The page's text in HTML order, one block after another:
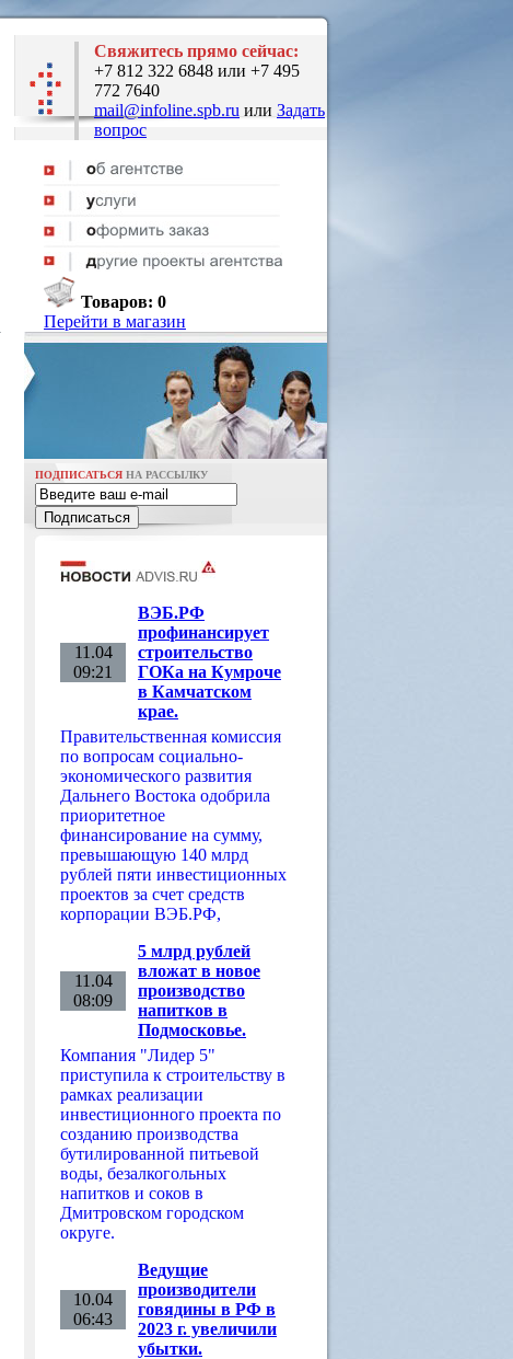
Свяжитесь прямо сейчас:
+7 812 322 6848 или +7 495
772 7640
mail@infoline.spb.ru или Задать
вопрос
Товаров: 0
Перейти в магазин
ПОДПИСАТЬСЯ НА РАССЫЛКУ
11.04
09:21
ВЭБ.РФ
профинансирует
строительство
ГОКа на Кумроче
в Камчатском
крае.
Правительственная комиссия
по вопросам социально-
экономического развития
Дальнего Востока одобрила
приоритетное
финансирование на сумму,
превышающую 140 млрд
рублей пяти инвестиционных
проектов за счет средств
корпорации ВЭБ.РФ,
11.04
08:09
5 млрд рублей
вложат в новое
производство
напитков в
Подмосковье.
Компания "Лидер 5"
приступила к строительству в
рамках реализации
инвестиционного проекта по
созданию производства
бутилированной питьевой
воды, безалкогольных
напитков и соков в
Дмитровском городском
округе.
10.04
06:43
Ведущие
производители
говядины в РФ в
2023 г. увеличили
убытки.